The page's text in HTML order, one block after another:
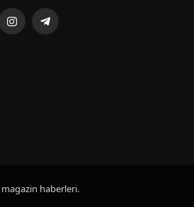
InstagramTelegram
magazin haberleri.